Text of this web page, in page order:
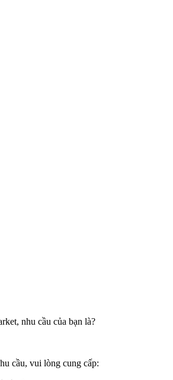
nhu cầu của bạn là?
cầu, vui lòng cung cấp: